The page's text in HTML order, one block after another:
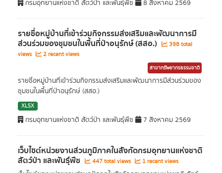
กรมอุทยานแห่งชาติ สัตว์ป่า และพันธุ์พืช 8 สิงหาคม 2569
รายชื่อหมู่บ้านที่เข้าร่วมกิจกรรมส่งเสริมและพัฒนาการมี
ส่วนร่วมของชุมชนในพื้นที่ป่าอนุรักษ์ (สสอ.)
398 total
views
2 recent views
สาขาทรัพยากรธรรมชาติ
รายชื่อหมู่บ้านที่เข้าร่วมกิจกรรมส่งเสริมและพัฒนาการมีส่วนร่วมของ
ชุมชนในพื้นที่ป่าอนุรักษ์ (สสอ.)
XLSX
กรมอุทยานแห่งชาติ สัตว์ป่า และพันธุ์พืช 7 สิงหาคม 2569
เว็บไซต์หน่วยงานส่วนภูมิภาคในสังกัดกรมอุทยานแห่งชาติ
สัตว์ป่า และพันธุ์พืช 447 total views 1 recent views